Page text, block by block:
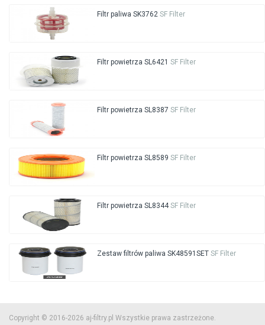
Filtr paliwa SK3762 SF Filter
Filtr powietrza SL6421 SF Filter
Filtr powietrza SL8387 SF Filter
Filtr powietrza SL8589 SF Filter
Filtr powietrza SL8344SF Filter
Zestaw filtrów paliwa SK48591SET SF Filter
Copyright © 2016-2026 aj-filtry.pl Wszystkie prawa zastrzeżone.